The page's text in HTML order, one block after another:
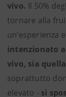
vivo. Il 50%
tornare alla
un’esperienza
intenzionato
vivo, sia
soprattutto
elevato - si